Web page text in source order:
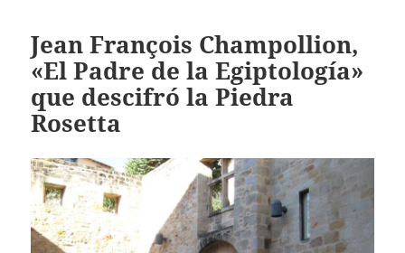
Jean François Champollion,
«El Padre de la Egiptología»
que descifró la Piedra
Rosetta